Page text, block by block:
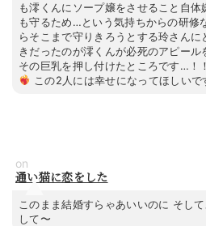
も澪くんにソープ嬢をさせること自
も守るため…という気持ちからの研修
らそこまで守りきろうとする玲さんに
きだったのが澪くんが必死のアピー
その巨乳を押し付けたところです…！
この2人には幸せになってほしいで
on
通い猫に恋をした
このまま結婚すらゃあいいのに そし
して〜